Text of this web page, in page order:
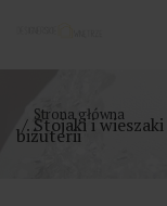
Strona główna
Stojaki i
biżuterii